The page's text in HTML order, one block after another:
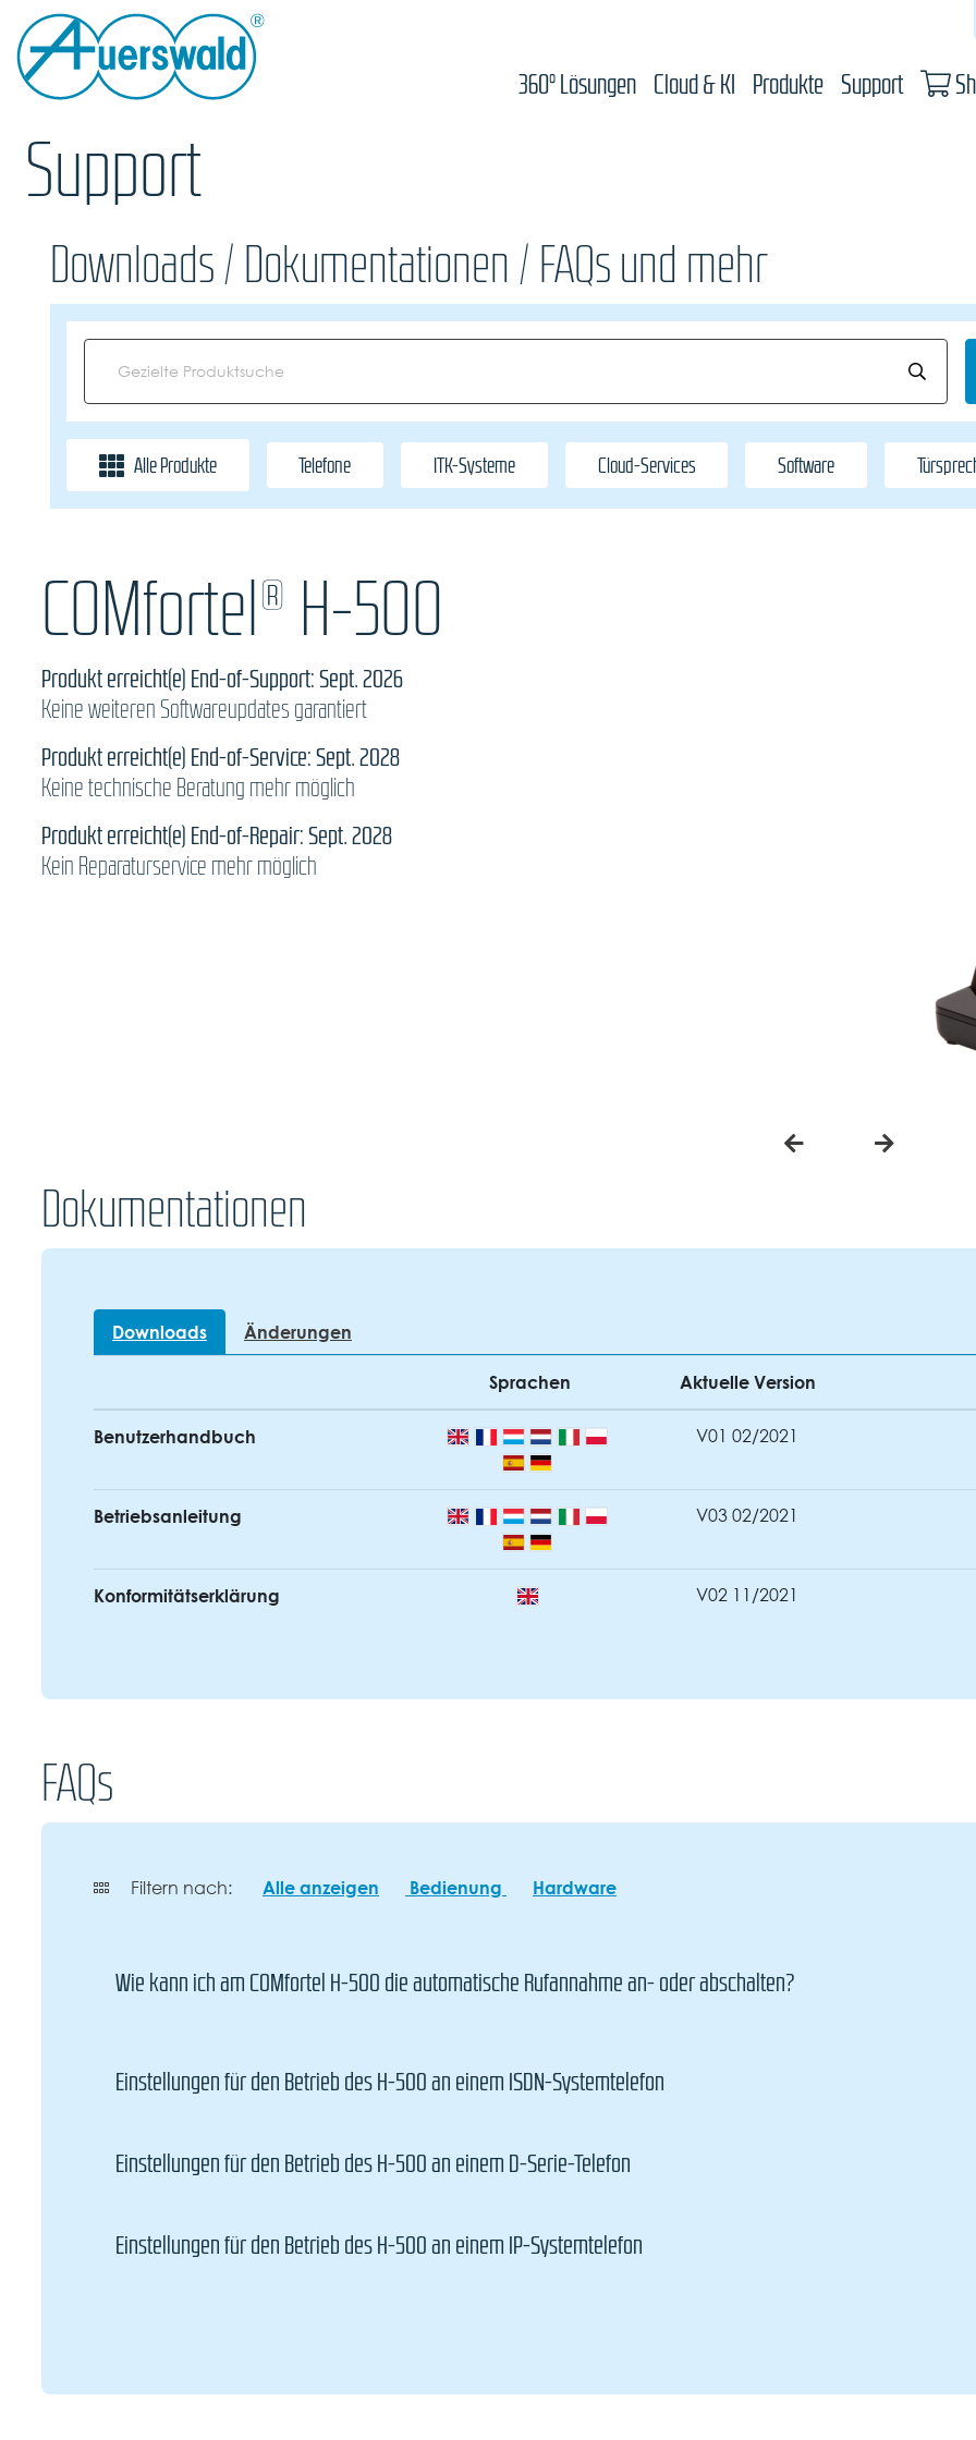
360° Lösungen Cloud & KI Produkte Support
Support
Downloads / Dokumentationen / FAQs und mehr
Alle Produkte Telefone ITK-Systeme Cloud-Services Software
COMfortel® H-500
Produkt erreicht(e) End-of-Support: Sept. 2026
Keine weiteren Softwareupdates garantiert
Produkt erreicht(e) End-of-Service: Sept. 2028
Keine technische Beratung mehr möglich
Produkt erreicht(e) End-of-Repair: Sept. 2028
Kein Reparaturservice mehr möglich
Dokumentationen
Downloads
Änderungen
Sprachen
Aktuelle Version
Benutzerhandbuch V01 02/2021
Betriebsanleitung V03 02/2021
Konformitätserklärung V02 11/2021
FAQs
Filtern nach: Alle anzeigen Bedienung Hardware
Wie kann ich am COMfortel H-500 die automatische Rufannahme an- oder abschalten?
Einstellungen für den Betrieb des H-500 an einem ISDN-Systemtelefon
Einstellungen für den Betrieb des H-500 an einem D-Serie-Telefon
Einstellungen für den Betrieb des H-500 an einem IP-Systemtelefon